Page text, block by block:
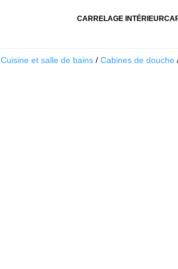
CARRELAGE INTÉRIEUR
Cuisine et salle de bains / Cabines de douche